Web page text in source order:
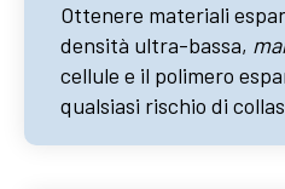
Ottenere materiali
densità ultra-bassa,
cellule e il polimero
qualsiasi rischio di